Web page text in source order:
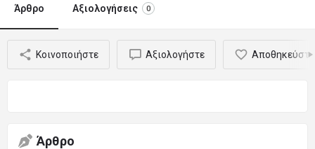
Άρθρο Αξιολογήσεις 0
Κοινοποιήστε Αξιολογήστε Αποθηκεύστε
Άρθρο